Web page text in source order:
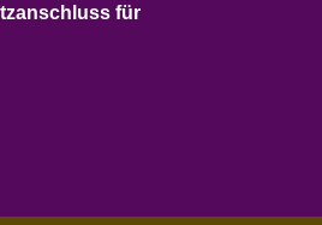
für